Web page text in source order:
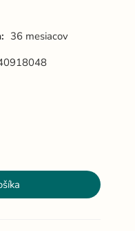
36 mesiacov